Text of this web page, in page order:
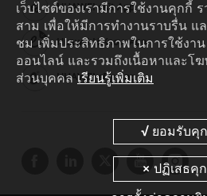
HUAWEI eKit App
Huawei HiKnow App
HUAWEI eFly App
เว็บไซต์ของเรามีการใช้งานคุกกี้
สาม เพื่อให้มีการทำงานราบรื่น แล
ชม เพิ่มประสิทธิภาพในการใช้งา
ออนไลน์ และรวมถึงเนื้อหาและโ
ส่วนบุคคล เรียนรู้เพิ่มเติม